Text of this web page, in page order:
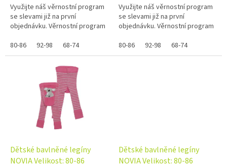
Využijte náš věrnostní program
se slevami již na první
objednávku. Věrnostní program
80-86
92-98 68-74
Využijte náš věrnostní program
se slevami již na první
objednávku. Věrnostní program
80-86
92-98 68-74
Dětské bavlněné legíny
NOVIA Velikost: 80-86
Dětské bavlněné legíny
NOVIA Velikost: 80-86